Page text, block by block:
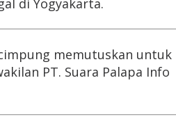
di Yogyakarta.
memutuskan untuk
PT. Suara Palapa Info